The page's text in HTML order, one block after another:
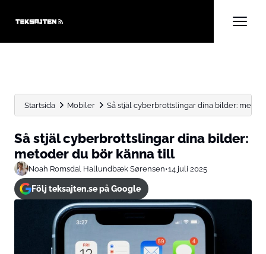
Startsida Mobiler Så stjäl cyberbrottslingar dina bilder:
Så stjäl cyberbrottslingar dina bilder:
metoder du bör känna till
Noah Romsdal Hallundbæk Sørensen•14 juli 2025
Följ teksajten.se på Google